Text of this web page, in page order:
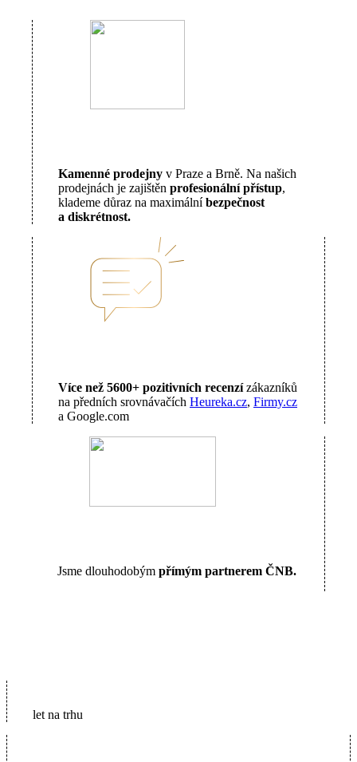
Kamenné prodejny v Praze a Brně. Na našich
prodejnách je zajištěn profesionální přístup,
klademe důraz na maximálníbezpečnost
a diskrétnost.
Více než 5600+ pozitivních recenzízákazníků
na předních srovnávačích Heureka.cz, Firmy.cz
a Google.com
Jsme dlouhodobým přímým partnerem ČNB.
let na trhu